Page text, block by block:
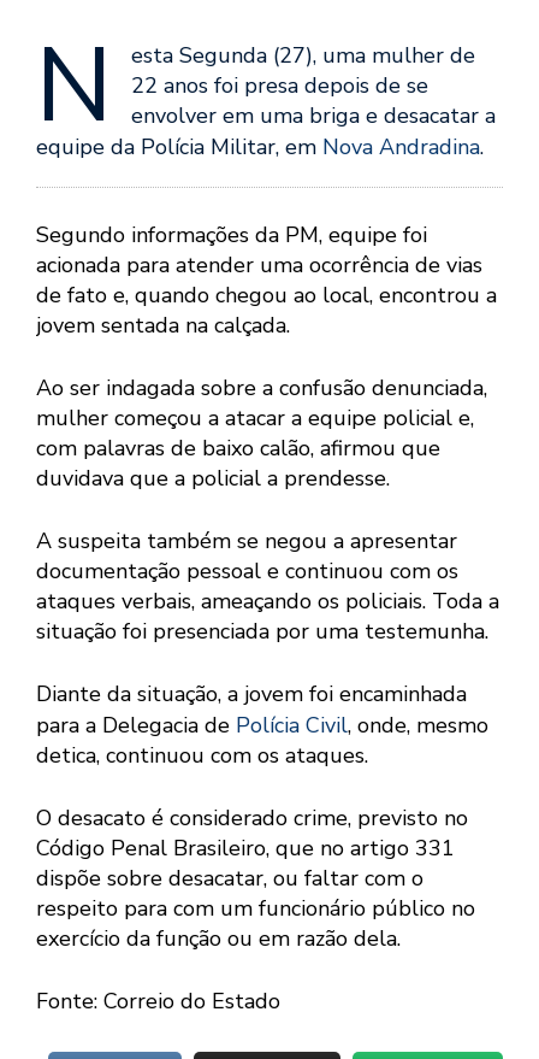
N
esta Segunda (27), uma mulher de
22 anos foi presa depois de se
envolver em uma briga e desacatar a
equipe da Polícia Militar, em Nova Andradina.
Segundo informações da PM, equipe foi
acionada para atender uma ocorrência de vias
de fato e, quando chegou ao local, encontrou a
jovem sentada na calçada.
Ao ser indagada sobre a confusão denunciada,
mulher começou a atacar a equipe policial e,
com palavras de baixo calão, afirmou que
duvidava que a policial a prendesse.
A suspeita também se negou a apresentar
documentação pessoal e continuou com os
ataques verbais, ameaçando os policiais. Toda a
situação foi presenciada por uma testemunha.
Diante da situação, a jovem foi encaminhada
para a Delegacia de Polícia Civil, onde, mesmo
detica, continuou com os ataques.
O desacato é considerado crime, previsto no
Código Penal Brasileiro, que no artigo 331
dispõe sobre desacatar, ou faltar com o
respeito para com um funcionário público no
exercício da função ou em razão dela.
Fonte: Correio do Estado